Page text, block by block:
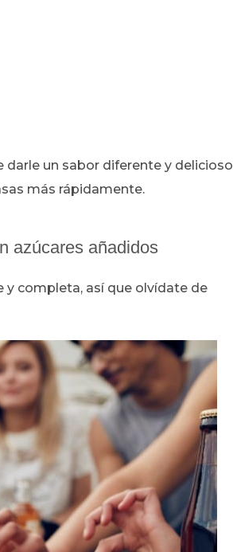
darle un sabor diferente y delicioso
más rápidamente.
azúcares añadidos
completa, así que olvídate de